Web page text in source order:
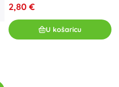
2,80 €
U košaricu